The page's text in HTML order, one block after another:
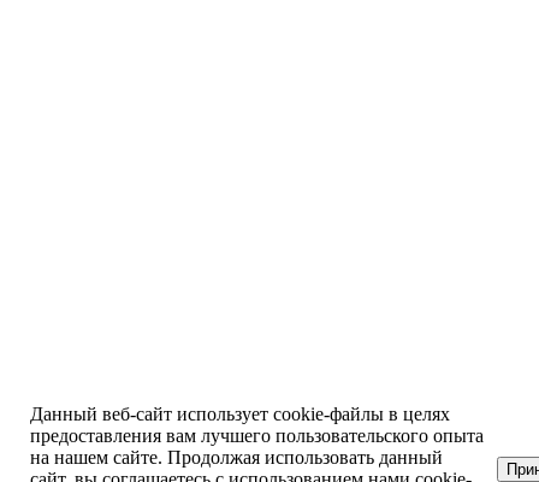
Данный веб-сайт использует cookie-файлы в целях
предоставления вам лучшего пользовательского опыта
на нашем сайте. Продолжая использовать данный